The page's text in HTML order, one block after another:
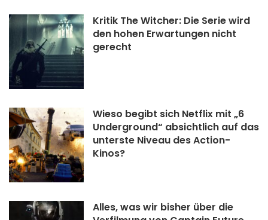
Kritik The Witcher: Die Serie wird
den hohen Erwartungen nicht
gerecht
Wieso begibt sich Netflix mit „6
Underground“ absichtlich auf das
unterste Niveau des Action-
Kinos?
Alles, was wir bisher über die